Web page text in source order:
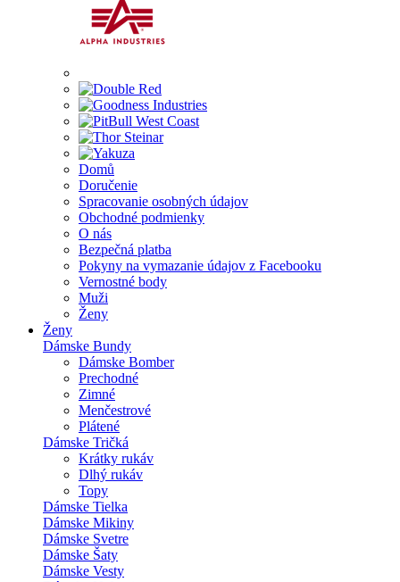
Domů
Doručenie
Spracovanie osobných údajov
Obchodné podmienky
O nás
Bezpečná platba
Pokyny na vymazanie údajov z Facebooku
Vernostné body
Muži
Ženy
Ženy
Dámske Bundy
Dámske Bomber
Prechodné
Zimné
Menčestrové
Plátené
Dámske Tričká
Krátky rukáv
Dlhý rukáv
Topy
Dámske Tielka
Dámske Mikiny
Dámske Svetre
Dámske Šaty
Dámske Vesty